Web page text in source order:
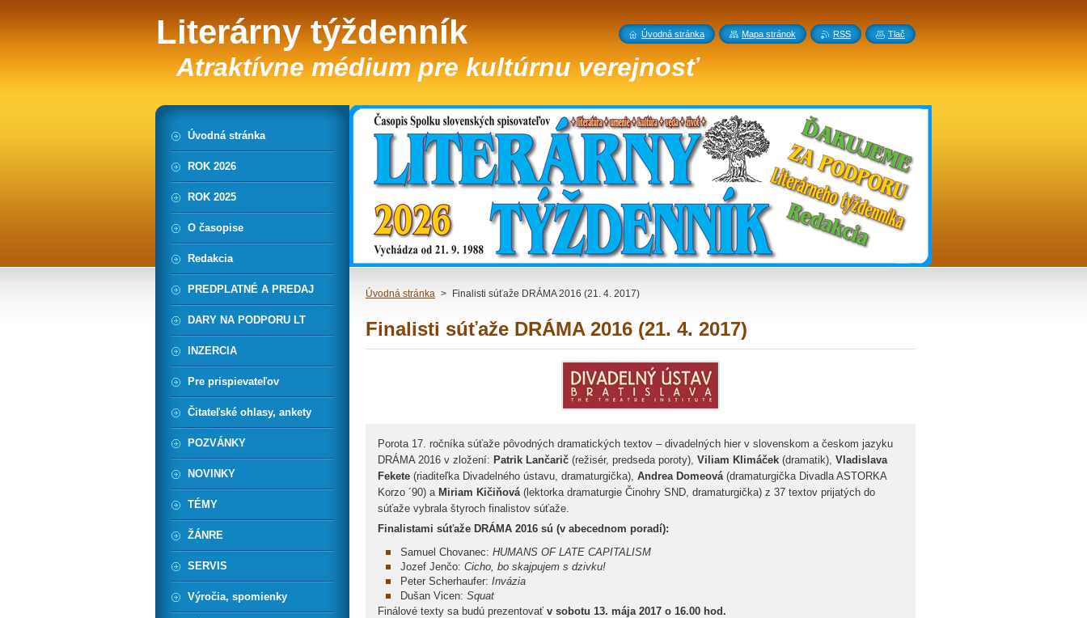
Literárny týždenník
Atraktívne médium pre kultúrnu verejnosť
Úvodná stránka > Finalisti súťaže DRÁMA 2016 (21. 4. 2017)
Finalisti súťaže DRÁMA 2016 (21. 4. 2017)
Porota 17. ročníka súťaže pôvodných dramatických textov – divadelných hier v slovenskom a českom jazyku
DRÁMA 2016 v zložení: Patrik Lančarič (režisér, predseda poroty), Viliam Klimáček (dramatik), Vladislava
Fekete (riaditeľka Divadelného ústavu, dramaturgička), Andrea Domeová(dramaturgička Divadla ASTORKA
Korzo ´90) a Miriam Kičiňová(lektorka dramaturgie Činohry SND, dramaturgička) z 37 textov prijatých do
súťaže vybrala štyroch finalistov súťaže.
Finalistami súťaže DRÁMA 2016 sú (v abecednom poradí):
Samuel Chovanec: HUMANS OF LATE CAPITALISM
Jozef Jenčo: Cicho, bo skajpujem s dzivku!
Peter Scherhaufer: Invázia
Dušan Vicen: Squat
Finálové texty sa budú prezentovať v sobotu 13. mája 2017 o 16.00 hod.
Úvodná stránka
ROK 2026
ROK 2025
O časopise
Redakcia
PREDPLATNÉ A PREDAJ
DARY NA PODPORU LT
INZERCIA
Pre prispievateľov
Čitateľské ohlasy, ankety
POZVÁNKY
NOVINKY
TÉMY
ŽÁNRE
SERVIS
Výročia, spomienky
Úvodná stránka Mapa stránok RSS Tlač